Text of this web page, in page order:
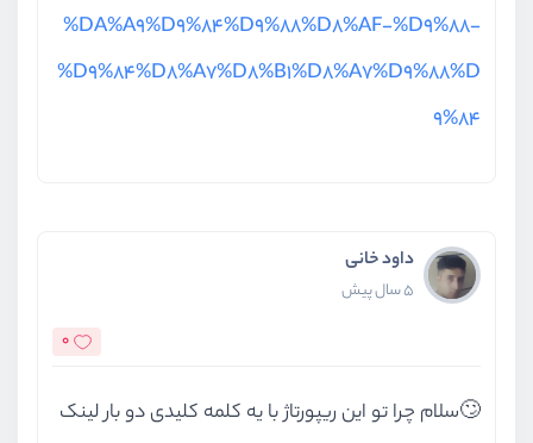
%DA%A9%D9%84%D9%88%D8%AF-%D9%88-
%D9%84%D8%A7%D8%B1%D8%A7%D9%88%D
9%84
داود خانی
5 سال پیش
0
🙄سلام چرا تو این ریپورتاژ با یه کلمه کلیدی دو بار لینک